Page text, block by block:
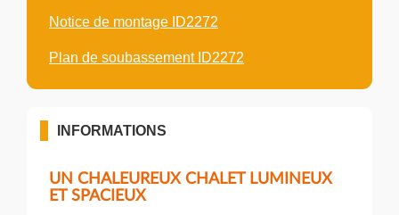
Notice de montage ID2272
Plan de soubassement ID2272
INFORMATIONS
UN CHALEUREUX CHALET LUMINEUX
ET SPACIEUX